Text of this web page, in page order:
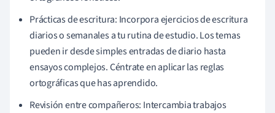
Prácticas de escritura: Incorpora ejercicios de escritura
diarios o semanales a tu rutina de estudio. Los temas
pueden ir desde simples entradas de diario hasta
ensayos complejos. Céntrate en aplicar las reglas
ortográficas que has aprendido.
Revisión entre compañeros: Intercambia trabajos